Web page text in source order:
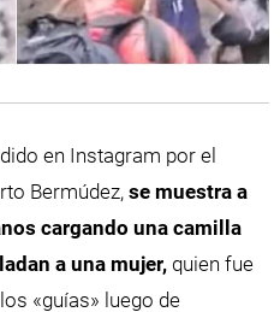
en Instagram por el
Bermúdez, se muestra a
cargando una camilla
a una mujer,quien fue
«guías» luego de